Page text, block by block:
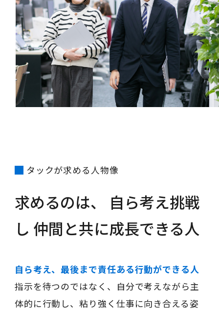
タックが求める人物像
求めるのは、
自ら考え挑戦
し 仲間と共に成長できる人
自ら考え、最後まで責任ある行動ができる人
指示を待つのではなく、自分で考えながら主
体的に行動し、粘り強く仕事に向き合える姿